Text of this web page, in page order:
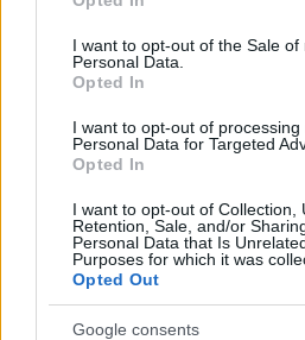
use your data for below specified
consent section.
I want to opt-out of the Sale of
Personal Data.
Opted In
I want to opt-out of processing
Personal Data for Targeted
Opted In
I want to opt-out of Collection,
Retention, Sale, and/or
Personal Data that Is
Purposes for which it was
Opted Out
Google consents
A ghostolás fáj –
hogyan lépj tovább úgy,
hogy az önbizalmad is
megmaradjon